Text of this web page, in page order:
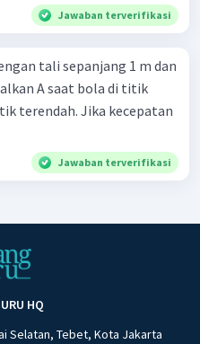
Jawaban terverifikasi
tali sepanjang 1 m dan
A saat bola di titik
terendah. Jika kecepatan
Jawaban terverifikasi
HQ
Selatan, Tebet, Kota Jakarta